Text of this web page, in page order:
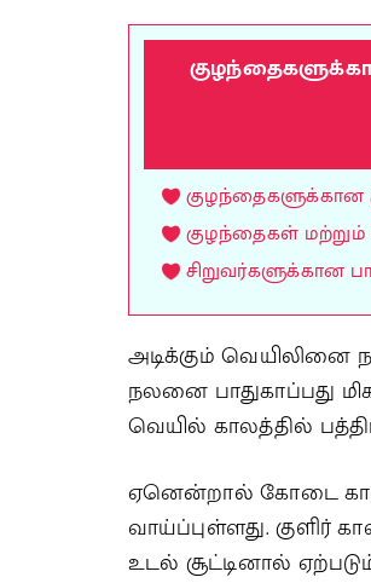
குழந்தைகளுக்கான
குழந்தைகள் மற்றும்
சிறுவர்களுக்கான
அடிக்கும் வெயிலினை
நலனை பாதுகாப்பது
வெயில் காலத்தில்
ஏனென்றால் கோடை
வாய்ப்புள்ளது.
உடல் சூட்டினால்